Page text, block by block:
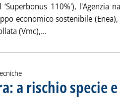
110%'), l'Agenzia
economico sostenibile
(Vmc),... Leggi tutta la
a rischio specie